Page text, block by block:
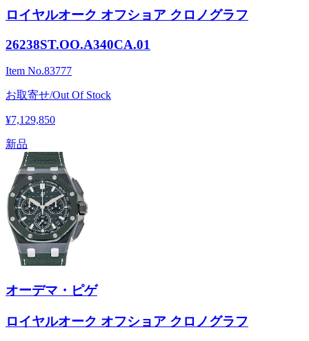
ロイヤルオーク オフショア クロノグラフ
26238ST.OO.A340CA.01
Item No.83777
お取寄せ/Out Of Stock
¥7,129,850
新品
オーデマ・ピゲ
ロイヤルオーク オフショア クロノグラフ